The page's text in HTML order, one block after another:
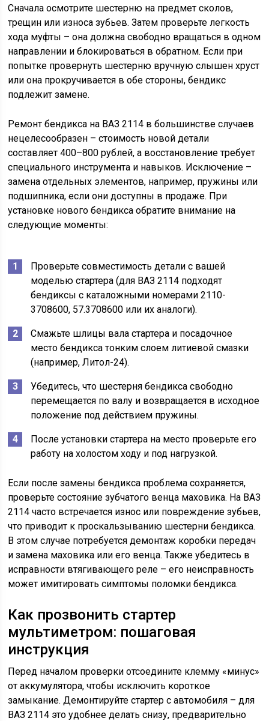
Сначала осмотрите шестерню на предмет сколов,
трещин или износа зубьев. Затем проверьте легкость
хода муфты – она должна свободно вращаться в одном
направлении и блокироваться в обратном. Если при
попытке провернуть шестерню вручную слышен хруст
или она прокручивается в обе стороны, бендикс
подлежит замене.
Ремонт бендикса на ВАЗ 2114 в большинстве случаев
нецелесообразен – стоимость новой детали
составляет 400–800 рублей, а восстановление требует
специального инструмента и навыков. Исключение –
замена отдельных элементов, например, пружины или
подшипника, если они доступны в продаже. При
установке нового бендикса обратите внимание на
следующие моменты:
Проверьте совместимость детали с вашей
моделью стартера (для ВАЗ 2114 подходят
бендиксы с каталожными номерами 2110-
3708600, 57.3708600 или их аналоги).
Смажьте шлицы вала стартера и посадочное
место бендикса тонким слоем литиевой смазки
(например, Литол-24).
Убедитесь, что шестерня бендикса свободно
перемещается по валу и возвращается в исходное
положение под действием пружины.
После установки стартера на место проверьте его
работу на холостом ходу и под нагрузкой.
Если после замены бендикса проблема сохраняется,
проверьте состояние зубчатого венца маховика. На ВАЗ
2114 часто встречается износ или повреждение зубьев,
что приводит к проскальзыванию шестерни бендикса.
В этом случае потребуется демонтаж коробки передач
и замена маховика или его венца. Также убедитесь в
исправности втягивающего реле – его неисправность
может имитировать симптомы поломки бендикса.
Как прозвонить стартер
мультиметром: пошаговая
инструкция
Перед началом проверки отсоедините клемму «минус»
от аккумулятора, чтобы исключить короткое
замыкание. Демонтируйте стартер с автомобиля – для
ВАЗ 2114 это удобнее делать снизу, предварительно